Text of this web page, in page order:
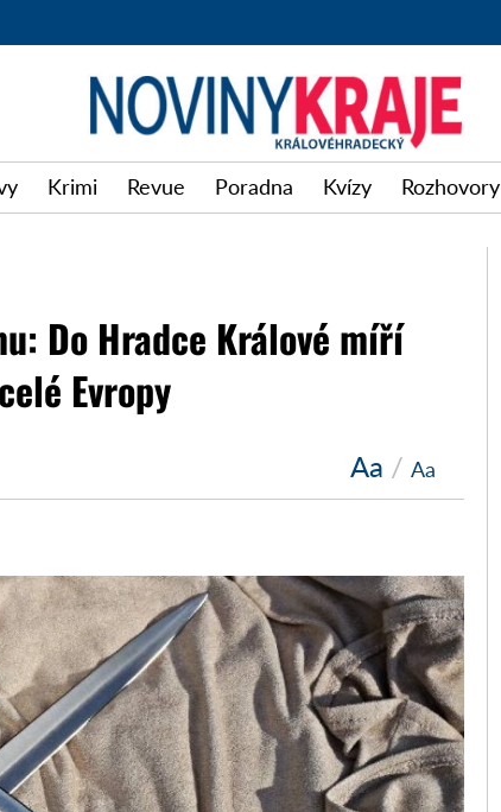
Krimi Revue Poradna Kvízy Rozhovory
Do Hradce Králové míří
Evropy
Aa / Aa